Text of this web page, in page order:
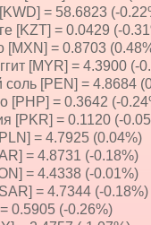
= 58.6823 (-
[KZT] = 0.0429 (-
[MXN] = 0.8703
[MYR] = 4.3900 (-
[PEN] = 4.8684
[PHP] = 0.3642 (-
[PKR] = 0.1120 (-
= 4.7925 (0.04%)
= 4.8731 (-0.18%)
= 4.4338 (-0.01%)
= 4.7344 (-0.18%)
0.5905 (-0.26%)